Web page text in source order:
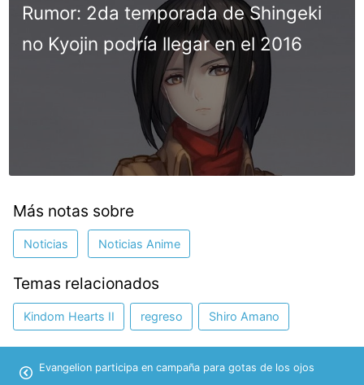
Rumor: 2da temporada de Shingeki
no Kyojin podría llegar en el 2016
Más notas sobre
Noticias Noticias Anime
Temas relacionados
Kindom Hearts II regreso Shiro Amano
Evangelion participa en campaña para gotas de los ojos